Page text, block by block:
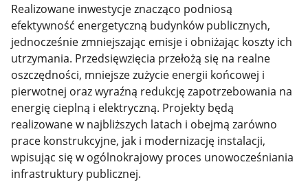
Realizowane inwestycje znacząco podniosą
efektywność energetyczną budynków publicznych,
jednocześnie zmniejszając emisje i obniżając koszty ich
utrzymania. Przedsięwzięcia przełożą się na realne
oszczędności, mniejsze zużycie energii końcowej i
pierwotnej oraz wyraźną redukcję zapotrzebowania na
energię cieplną i elektryczną. Projekty będą
realizowane w najbliższych latach i obejmą zarówno
prace konstrukcyjne, jak i modernizację instalacji,
wpisując się w ogólnokrajowy proces unowocześniania
infrastruktury publicznej.